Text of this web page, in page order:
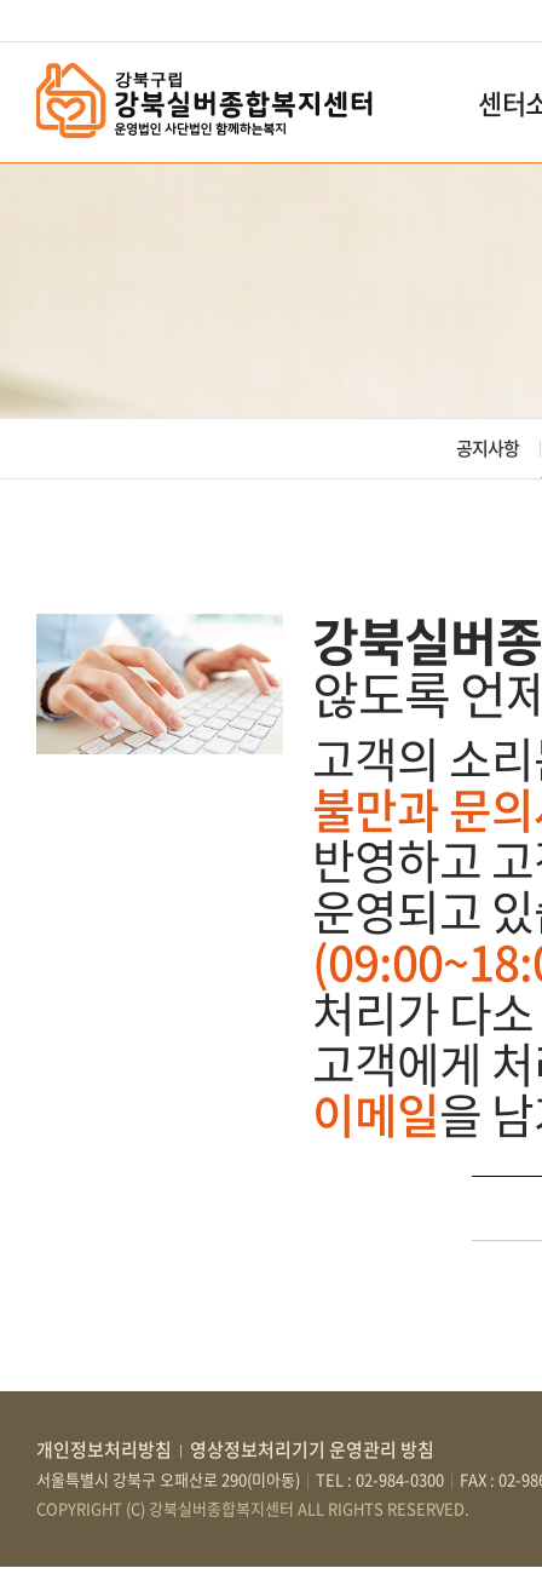
센터
공지사항
강북실버
않도록 언
고객의 소
불만과 문
반영하고
운영되고
처리가 다
고객에게
이메일을
개인정보처리방침 영상정보처리기기 운영관리 방침
서울특별시 강북구 오패산로 290(미아동) | TEL : 02-984-0300 | FAX : 02-
COPYRIGHT (C) 강북실버종합복지센터 ALL RIGHTS RESERVED.